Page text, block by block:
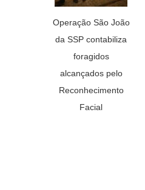
Operação São João
da SSP contabiliza
foragidos
alcançados pelo
Reconhecimento
Facial